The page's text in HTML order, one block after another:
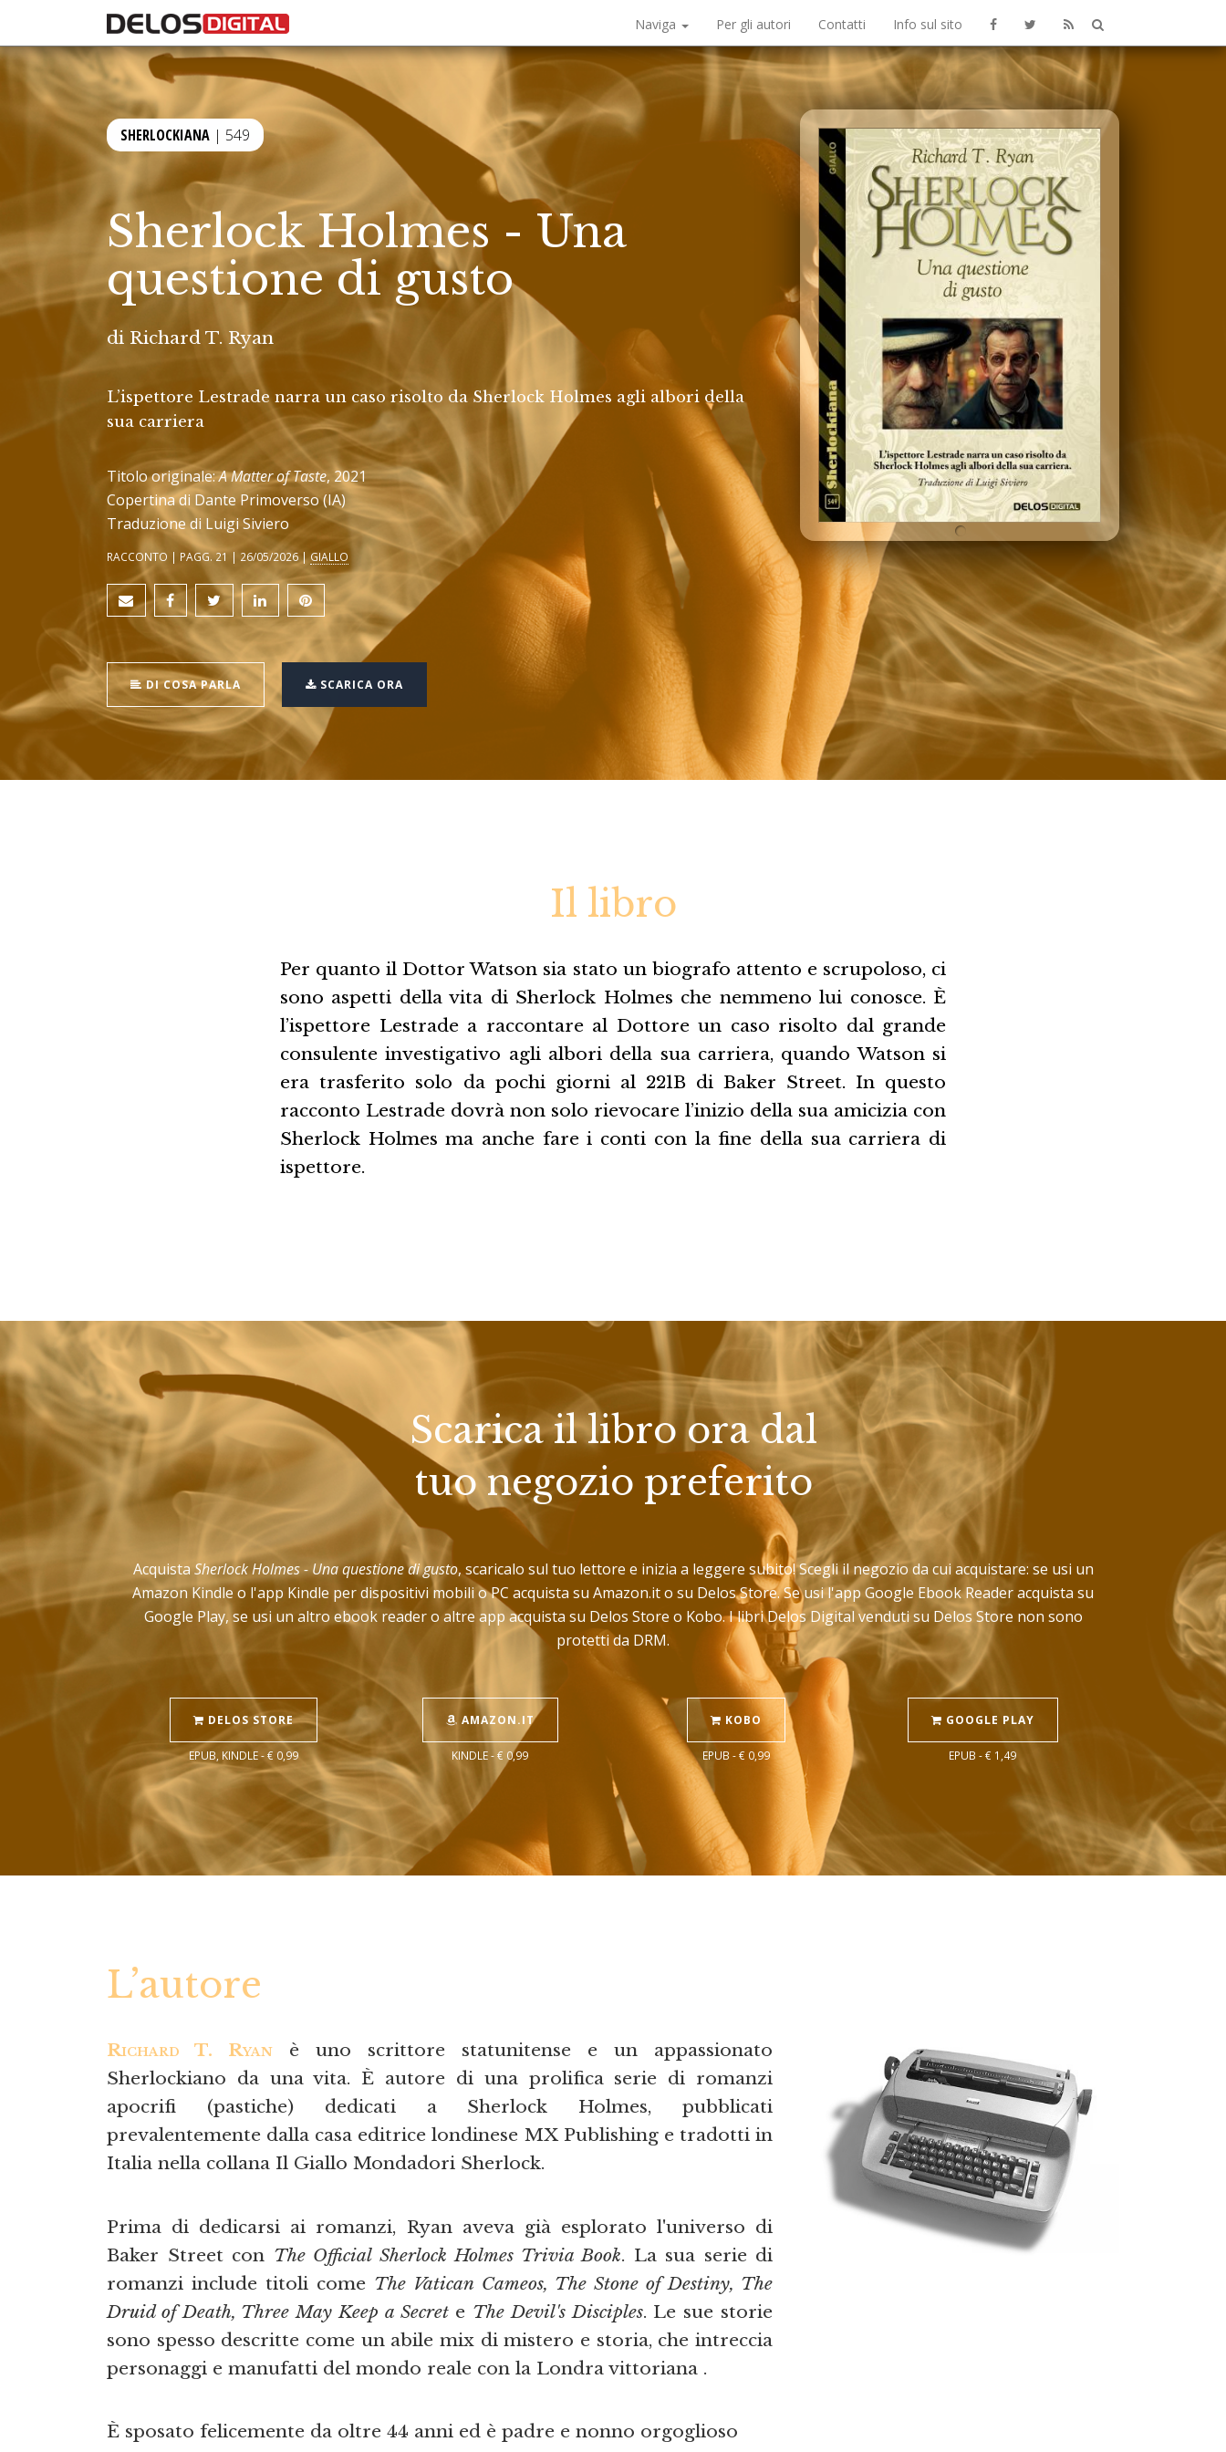
Naviga Per gli autori Contatti Info sul sito
SHERLOCKIANA | 549
Sherlock Holmes - Una
questione di gusto
di Richard T. Ryan
L’ispettore Lestrade narra un caso risolto da Sherlock Holmes agli albori della
sua carriera
Titolo originale:A Matter of Taste, 2021
Copertina di Dante Primoverso (IA)
Traduzione di Luigi Siviero
RACCONTO | PAGG. 21 | 26/05/2026 |GIALLO
DI COSA PARLA SCARICA ORA
Il libro
Per quanto il Dottor Watson sia stato un biografo attento e scrupoloso, ci
sono aspetti della vita di Sherlock Holmes che nemmeno lui conosce. È
l’ispettore Lestrade a raccontare al Dottore un caso risolto dal grande
consulente investigativo agli albori della sua carriera, quando Watson si
era trasferito solo da pochi giorni al 221B di Baker Street. In questo
racconto Lestrade dovrà non solo rievocare l’inizio della sua amicizia con
Sherlock Holmes ma anche fare i conti con la fine della sua carriera di
ispettore.
Scarica il libro ora dal
tuo negozio preferito
Acquista Sherlock Holmes - Una questione di gusto, scaricalo sul tuo lettore e inizia a leggere subito! Scegli il negozio da cui acquistare: se usi un
Amazon Kindle o l'app Kindle per dispositivi mobili o PC acquista su Amazon.it o su Delos Store. Se usi l'app Google Ebook Reader acquista su
Google Play, se usi un altro ebook reader o altre app acquista su Delos Store o Kobo. I libri Delos Digital venduti su Delos Store non sono
protetti da DRM.
DELOS STORE
EPUB, KINDLE - € 0,99
AMAZON.IT
KINDLE - € 0,99
KOBO
EPUB - € 0,99
GOOGLE PLAY
EPUB - € 1,49
L’autore
Richard T. Ryan è uno scrittore statunitense e un appassionato
Sherlockiano da una vita. È autore di una prolifica serie di romanzi
apocrifi (pastiche) dedicati a Sherlock Holmes, pubblicati
prevalentemente dalla casa editrice londinese MX Publishing e tradotti in
Italia nella collana Il Giallo Mondadori Sherlock.
Prima di dedicarsi ai romanzi, Ryan aveva già esplorato l'universo di
Baker Street con The Official Sherlock Holmes Trivia Book. La sua serie di
romanzi include titoli come The Vatican Cameos, The Stone of Destiny, The
Druid of Death, Three May Keep a Secrete The Devil's Disciples. Le sue storie
sono spesso descritte come un abile mix di mistero e storia, che intreccia
personaggi e manufatti del mondo reale con la Londra vittoriana .
È sposato felicemente da oltre 44 anni ed è padre e nonno orgoglioso